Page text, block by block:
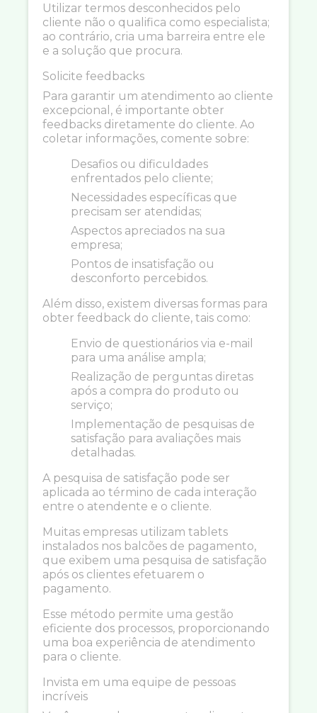
Utilizar termos desconhecidos pelo
cliente não o qualifica como especialista;
ao contrário, cria uma barreira entre ele
e a solução que procura.
Solicite feedbacks
Para garantir um atendimento ao cliente
excepcional, é importante obter
feedbacks diretamente do cliente. Ao
coletar informações, comente sobre:
Desafios ou dificuldades
enfrentados pelo cliente;
Necessidades específicas que
precisam ser atendidas;
Aspectos apreciados na sua
empresa;
Pontos de insatisfação ou
desconforto percebidos.
Além disso, existem diversas formas para
obter feedback do cliente, tais como:
Envio de questionários via e-mail
para uma análise ampla;
Realização de perguntas diretas
após a compra do produto ou
serviço;
Implementação de pesquisas de
satisfação para avaliações mais
detalhadas.
A pesquisa de satisfação pode ser
aplicada ao término de cada interação
entre o atendente e o cliente.
Muitas empresas utilizam tablets
instalados nos balcões de pagamento,
que exibem uma pesquisa de satisfação
após os clientes efetuarem o
pagamento.
Esse método permite uma gestão
eficiente dos processos, proporcionando
uma boa experiência de atendimento
para o cliente.
Invista em uma equipe de pessoas
incríveis